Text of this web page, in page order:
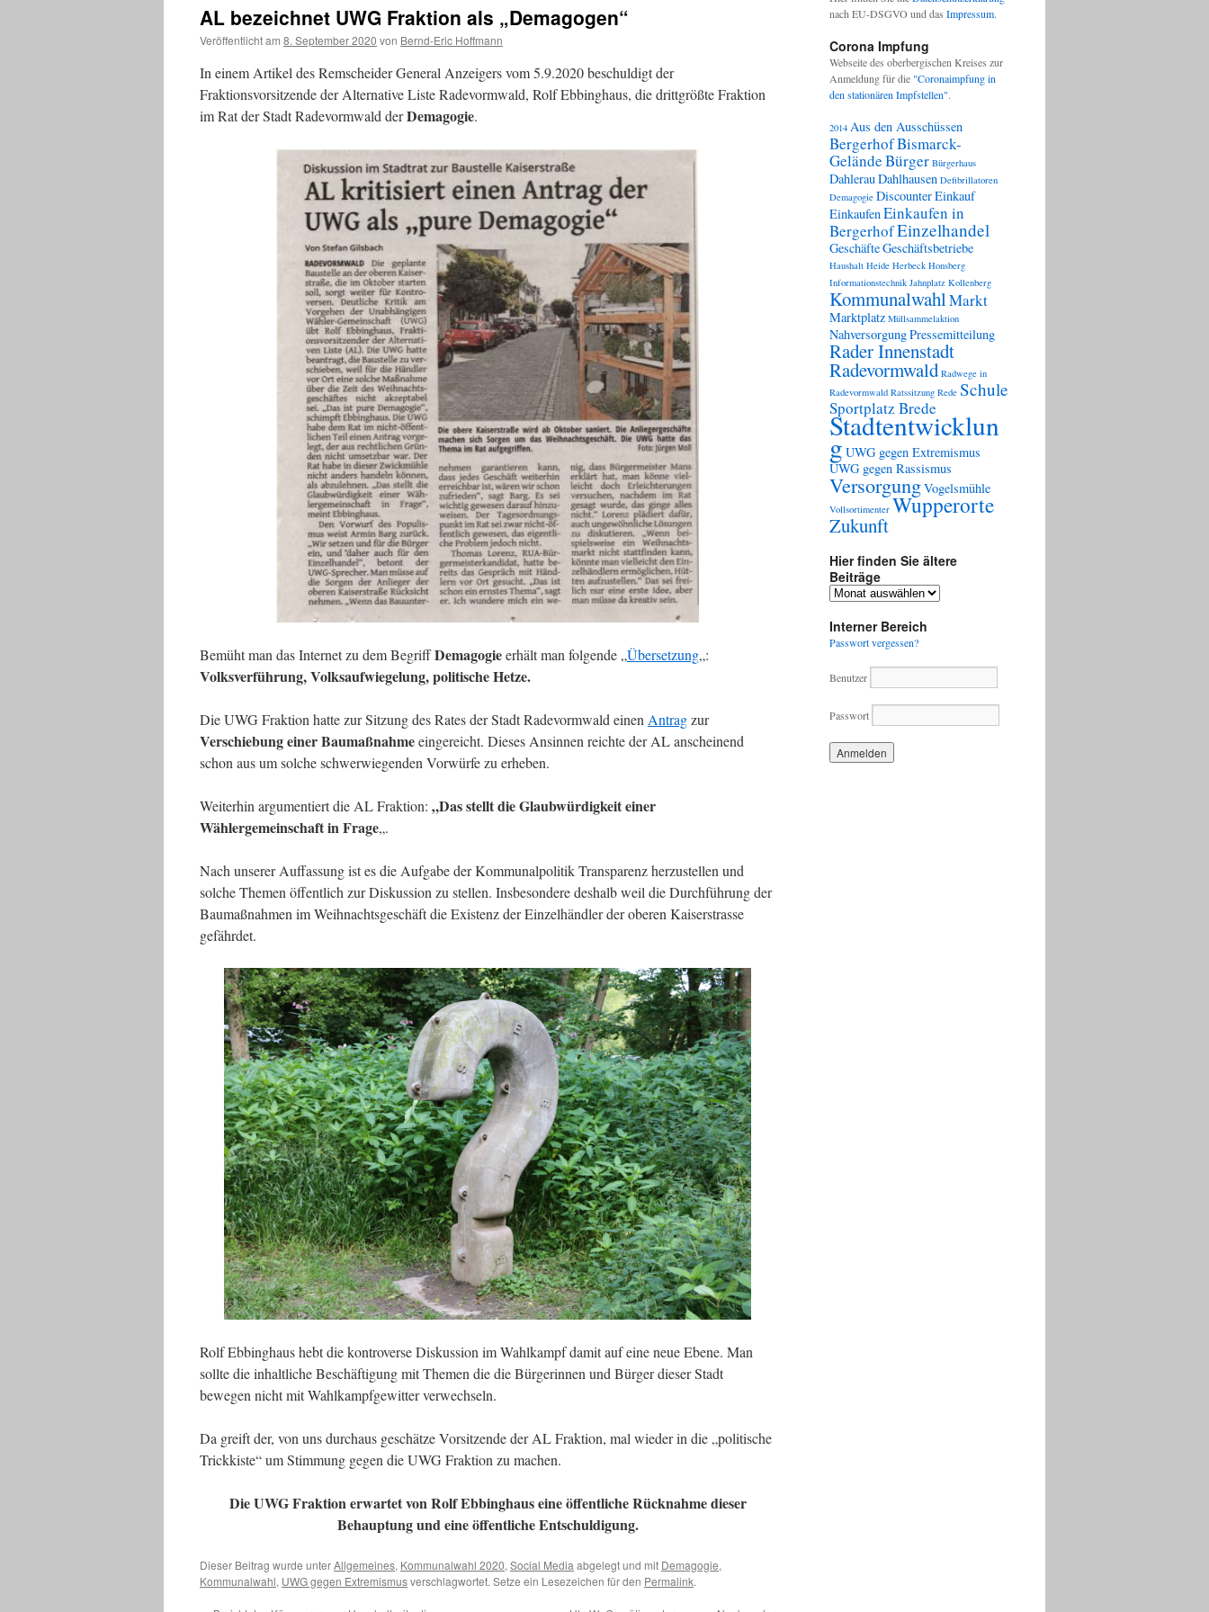
AL bezeichnet UWG Fraktion als „Demagogen“
Veröffentlicht am 8. September 2020 von Bernd-Eric Hoffmann
In einem Artikel des Remscheider General Anzeigers vom 5.9.2020 beschuldigt der
Fraktionsvorsitzende der Alternative Liste Radevormwald, Rolf Ebbinghaus, die drittgrößte Fraktion
im Rat der Stadt Radevormwald derDemagogie.
Bemüht man das Internet zu dem BegriffDemagogieerhält man folgende „Übersetzung„:
Volksverführung, Volksaufwiegelung, politische Hetze.
Die UWG Fraktion hatte zur Sitzung des Rates der Stadt Radevormwald einen Antragzur
Verschiebung einer Baumaßnahmeeingereicht. Dieses Ansinnen reichte der AL anscheinend
schon aus um solche schwerwiegenden Vorwürfe zu erheben.
Weiterhin argumentiert die AL Fraktion: „Das stellt die Glaubwürdigkeit einer
Wählergemeinschaft in Frage„.
Nach unserer Auffassung ist es die Aufgabe der Kommunalpolitik Transparenz herzustellen und
solche Themen öffentlich zur Diskussion zu stellen. Insbesondere deshalb weil die Durchführung der
Baumaßnahmen im Weihnachtsgeschäft die Existenz der Einzelhändler der oberen Kaiserstrasse
gefährdet.
Rolf Ebbinghaus hebt die kontroverse Diskussion im Wahlkampf damit auf eine neue Ebene. Man
sollte die inhaltliche Beschäftigung mit Themen die die Bürgerinnen und Bürger dieser Stadt
bewegen nicht mit Wahlkampfgewitter verwechseln.
Da greift der, von uns durchaus geschätze Vorsitzende der AL Fraktion, mal wieder in die „politische
Trickkiste“ um Stimmung gegen die UWG Fraktion zu machen.
Die UWG Fraktion erwartet von Rolf Ebbinghaus eine öffentliche Rücknahme dieser
Behauptung und eine öffentliche Entschuldigung.
Dieser Beitrag wurde unterAllgemeines, Kommunalwahl 2020, Social Media abgelegt und mit Demagogie,
Kommunalwahl, UWG gegen Extremismusverschlagwortet. Setze ein Lesezeichen für den Permalink.
nach EU-DSGVO und das Impressum.
Corona Impfung
Webseite des oberbergischen Kreises zur
Anmeldung für die "Coronaimpfung in
den stationären Impfstellen".
2014 Aus den Ausschüssen
BergerhofBismarck-
GeländeBürger Bürgerhaus
DahlerauDahlhausen Defibrillatoren
Demagogie DiscounterEinkauf
EinkaufenEinkaufen in
BergerhofEinzelhandel
GeschäfteGeschäftsbetriebe
Haushalt Heide Herbeck Honsberg
Informationstechnik Jahnplatz Kollenberg
KommunalwahlMarkt
Marktplatz Müllsammelaktion
NahversorgungPressemitteilung
Rader Innenstadt
Radevormwald Radwege in
Radevormwald Ratssitzung Rede Schule
Sportplatz Brede
Stadtentwicklun
g UWG gegen Extremismus
UWG gegen Rassismus
VersorgungVogelsmühle
Vollsortimenter Wupperorte
Zukunft
Hier finden Sie ältere
Beiträge
Hier
Sie
ältere
Interner Bereich
Passwort vergessen?
Benutzer
Passwort